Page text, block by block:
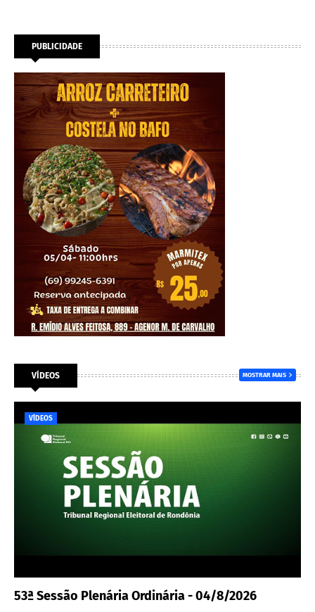
PUBLICIDADE
VÍDEOS MOSTRAR MAIS
VÍDEOS
53ª Sessão Plenária Ordinária - 04/8/2026